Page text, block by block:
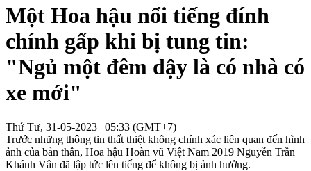
Một Hoa hậu nổi tiếng đính
chính gấp khi bị tung tin:
"Ngủ một đêm dậy là có nhà có
xe mới"
Thứ Tư, 31-05-2023 | 05:33 (GMT+7)
Trước những thông tin thất thiệt không chính xác liên quan đến hình
ảnh của bản thân, Hoa hậu Hoàn vũ Việt Nam 2019 Nguyễn Trần
Khánh Vân đã lập tức lên tiếng để không bị ảnh hưởng.